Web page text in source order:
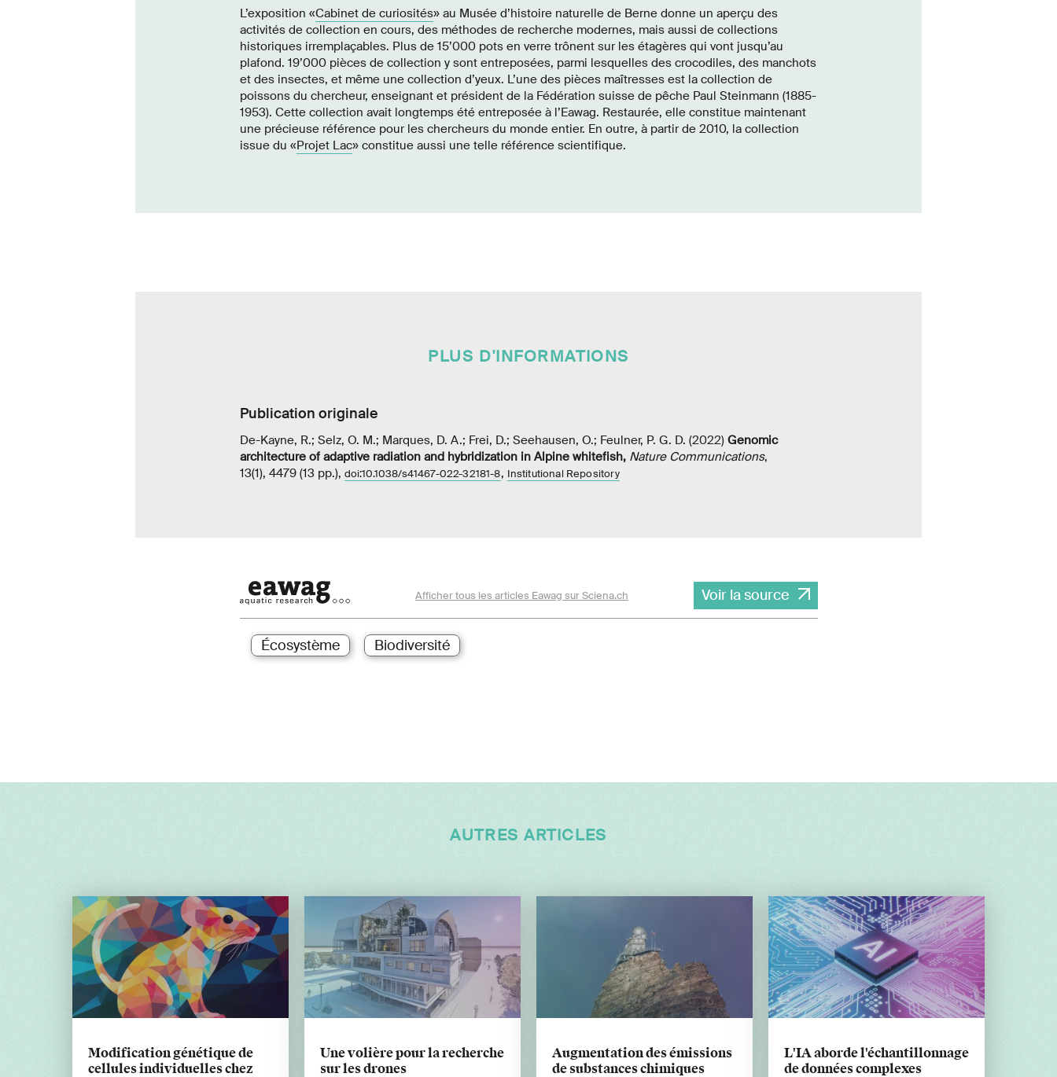
L’exposition «Cabinet de curiosités» au Musée d’histoire naturelle de Berne donne un aperçu des
activités de collection en cours, des méthodes de recherche modernes, mais aussi de collections
historiques irremplaçables. Plus de 15’000 pots en verre trônent sur les étagères qui vont jusqu’au
plafond. 19’000 pièces de collection y sont entreposées, parmi lesquelles des crocodiles, des manchots
et des insectes, et même une collection d’yeux. L’une des pièces maîtresses est la collection de
poissons du chercheur, enseignant et président de la Fédération suisse de pêche Paul Steinmann (1885-
1953). Cette collection avait longtemps été entreposée à l’Eawag. Restaurée, elle constitue maintenant
une précieuse référence pour les chercheurs du monde entier. En outre, à partir de 2010, la collection
issue du «Projet Lac» constitue aussi une telle référence scientifique.
PLUS D'INFORMATIONS
Publication originale
De-Kayne, R.; Selz, O. M.; Marques, D. A.; Frei, D.; Seehausen, O.; Feulner, P. G. D. (2022) Genomic
architecture of adaptive radiation and hybridization in Alpine whitefish, Nature Communications,
13(1), 4479 (13 pp.), doi:10.1038/s41467-022-32181-8, Institutional Repository
Afficher tous les articles Eawag sur Sciena.ch Voir la source
Écosystème Biodiversité
AUTRES ARTICLES
Modification génétique de
cellules individuelles chez
Une volière pour la recherche
sur les drones
Augmentation des émissions
de substances chimiques
L'IA aborde l'échantillonnage
de données complexes